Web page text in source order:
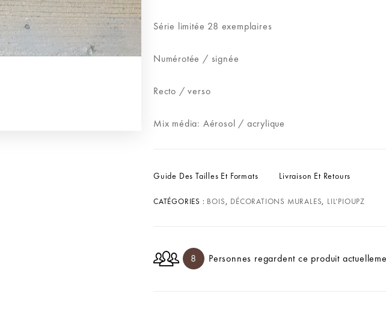
Série limitée 28 exemplaires
Numérotée / signée
Recto / verso
Mix média: Aérosol / acrylique
Guide Des Tailles Et Formats Livraison Et Retours
CATÉGORIES : BOIS, DÉCORATIONS MURALES, LIL’PIOUPZ
8 Personnes regardent ce produit